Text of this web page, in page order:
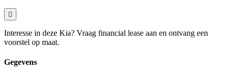
Interesse in deze Kia? Vraag financial lease aan en ontvang een
voorstel op maat.
Gegevens